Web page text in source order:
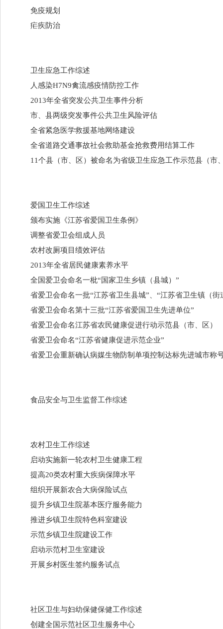
免疫规划
疟疾防治
卫生应急工作综述
人感染H7N9禽流感疫情防控工作
2013年全省突发公共卫生事件分析
市、县两级突发事件公共卫生风险评估
全省紧急医学救援基地网络建设
全省道路交通事故社会救助基金抢救费用结算工作
11个县（市、区）被命名为省级卫生应急工作示范县（市
爱国卫生工作综述
颁布实施《江苏省爱国卫生条例》
调整省爱卫会组成人员
农村改厕项目绩效评估
2013年全省居民健康素养水平
全国爱卫会命名一枇“国家卫生乡镇（县城）”
省爱卫会命名一批“江苏省卫生县城”、“江苏省卫生镇（街
省爱卫会命名第十三批“江苏省爱国卫生先进单位”
省爱卫会命名江苏省农民健康促进行动示范县（市、区）
省爱卫会命名“江苏省健康促进示范企业”
省爱卫会重新确认病媒生物防制单项控制达标先进城市称
食品安全与卫生监督工作综述
农村卫生工作综述
启动实施新一轮农村卫生健康工程
提高20类农村重大疾病保障水平
组织开展新农合大病保险试点
提升乡镇卫生院基本医疗服务能力
推进乡镇卫生院特色科室建设
示范乡镇卫生院建设工作
启动示范村卫生室建设
开展乡村医生签约服务试点
社区卫生与妇幼保健保健工作综述
创建全国示范社区卫生服务中心